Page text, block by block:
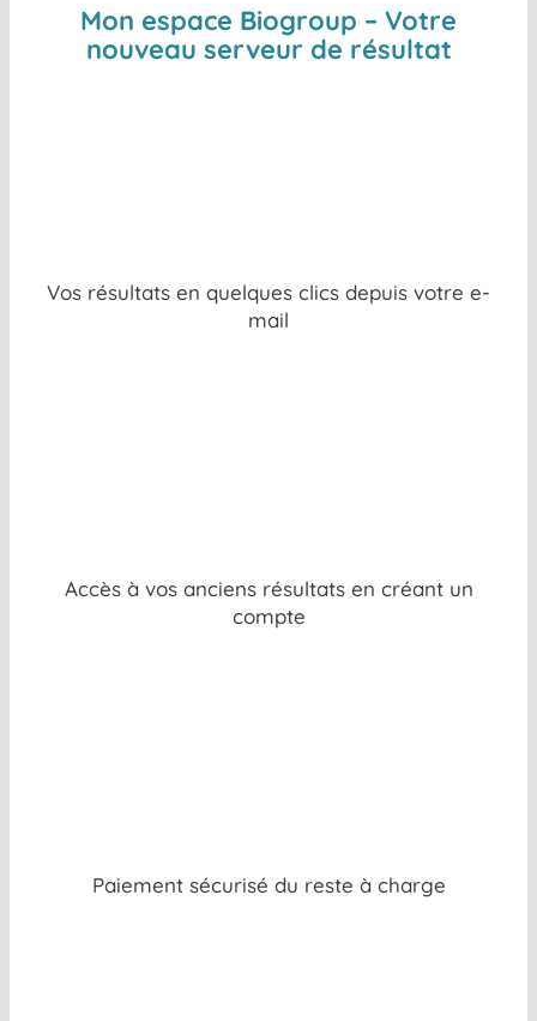
Mon espace Biogroup – Votre
nouveau serveur de résultat
Vos résultats en quelques clics depuis votre e-
mail
Accès à vos anciens résultats en créant un
compte
Paiement sécurisé du reste à charge